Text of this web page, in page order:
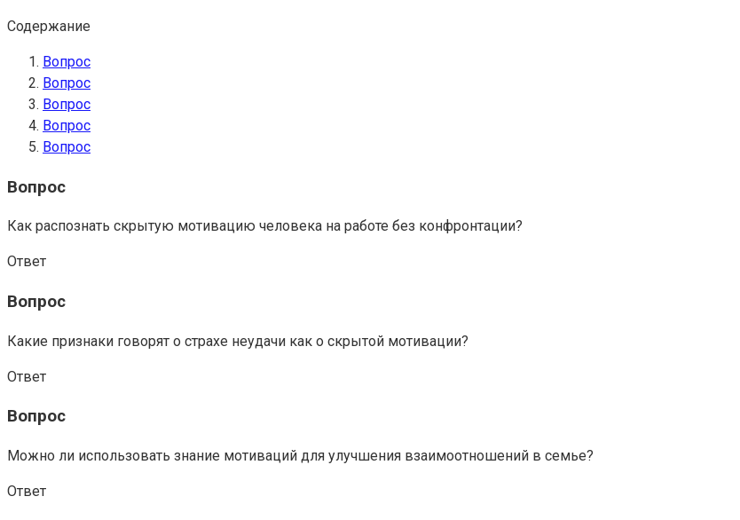
Содержание
Вопрос
Вопрос
Вопрос
Вопрос
Вопрос
Вопрос
Как распознать скрытую мотивацию человека на работе без конфронтации?
Ответ
Вопрос
Какие признаки говорят о страхе неудачи как о скрытой мотивации?
Ответ
Вопрос
Можно ли использовать знание мотиваций для улучшения взаимоотношений в семье?
Ответ